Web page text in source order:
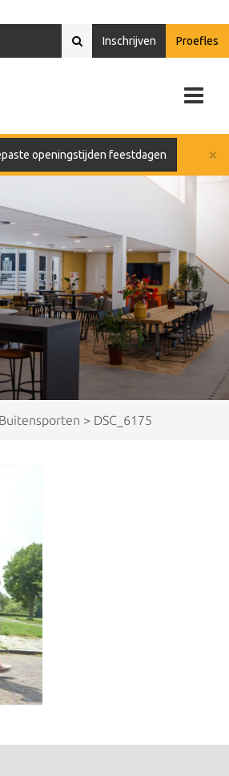
Inschrijven Proefles
×
openingstijden feestdagen
Buitensporten > DSC_6175